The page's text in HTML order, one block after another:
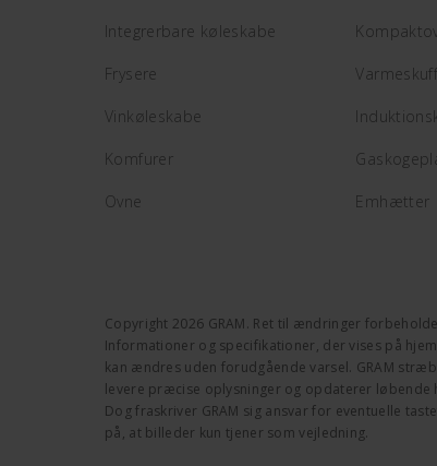
Integrerbare køleskabe
Frysere
Vinkøleskabe
Komfurer
Ovne Emhætter
Copyright 2026 GRAM. Ret til ændringer
Informationer og specifikationer, der vises på
kan ændres uden forudgående varsel. GRAM
levere præcise oplysninger og opdaterer løbende
Dog fraskriver GRAM sig ansvar for eventuelle
på, at billeder kun tjener som vejledning.